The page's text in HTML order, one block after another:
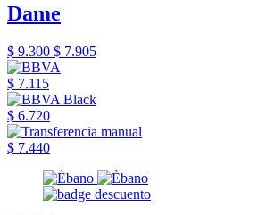
Dame
$ 9.300 $ 7.905
$ 7.115
$ 6.720
$ 7.440